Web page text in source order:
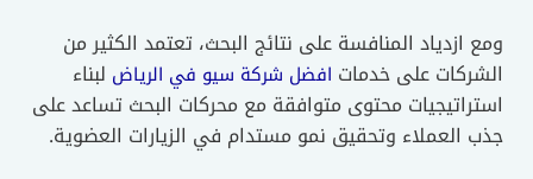
ومع ازدياد المنافسة على نتائج البحث، تعتمد الكثير من
الشركات على خدمات افضل شركة سيو في الرياض لبناء
استراتيجيات محتوى متوافقة مع محركات البحث تساعد على
جذب العملاء وتحقيق نمو مستدام في الزيارات العضوية.